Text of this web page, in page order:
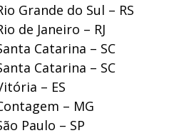
Grande do Sul – RS
de Janeiro – RJ
Catarina – SC
Catarina – SC
– ES
– MG
Paulo – SP